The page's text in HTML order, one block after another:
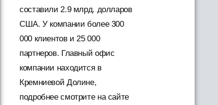
составили 2.9 млрд. долларов
США. У компании более 300
000 клиентов и 25 000
партнеров. Главный офис
компании находится в
Кремниевой Долине,
подробнее смотрите на сайте